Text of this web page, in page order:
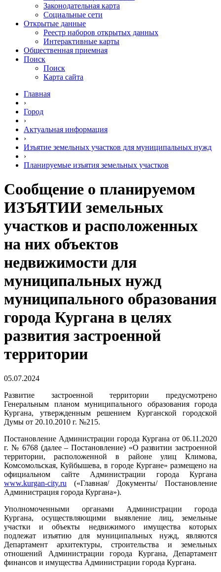
Законодательная карта
Социальные сети
Открытые данные
Реестр наборов открытых данных
Интерактивные карты
Общественная приемная
Поиск
Поиск
Карта сайта
Главная
›
Город
›
Актуальная информация
›
Изъятие земельных участков для муниципальных нужд
›
Планируемые изъятия земельных участков
Сообщение о планируемом
ИЗЪЯТИИ земельных
участков и расположенных
на них объектов
недвижимости для
муниципальных нужд
муниципального образования
города Кургана в целях
развития застроенной
территории
05.07.2024
Развитие застроенной территории предусмотрено
Генеральным планом муниципального образования города
Кургана, утвержденным решением Курганской городской
Думы от 20.10.2010 г. №215.
Постановление Администрации города Кургана от 06.11.2020
г. № 6768 (далее – Постановление) «О развитии застроенной
территории, расположенной в районе улиц Климова,
Комсомольская, Куйбышева, в городе Кургане» размещено на
официальном сайте Администрации города Кургана
www.kurgan-city.ru («Главная/ Документы/ Постановление
Администрация города Кургана»).
Уполномоченными органами Администрации города
Кургана, осуществляющими выявление лиц, земельные
участки и объекты недвижимого имущества которых
подлежат изъятию для муниципальных нужд, являются
Департамент архитектуры, строительства и земельных
отношений Администрации города Кургана, Департамент
финансов и имущества Администрации города Кургана.